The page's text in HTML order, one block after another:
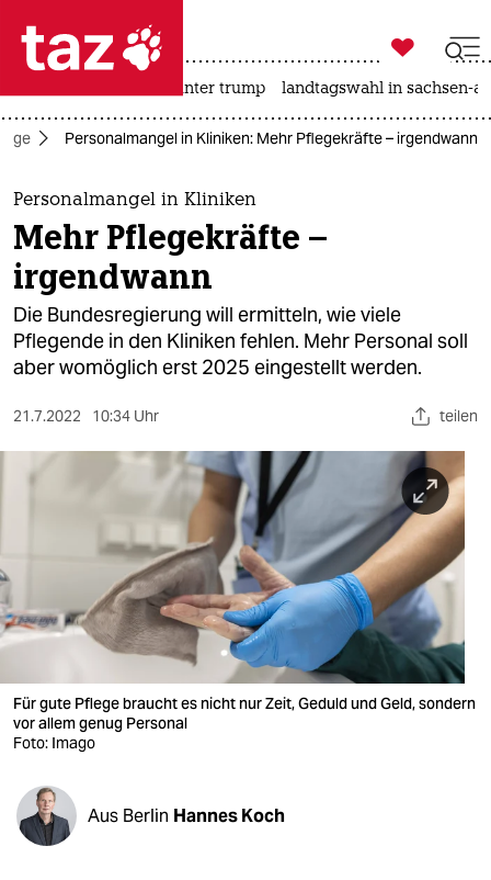
 taz zahl ich
taz zahl ich
themen
politik
öko
gesellschaft
sport
wahrheit
verlag
verlag
veranstaltungen
fragen & hilfe

taz zahl ich
usa unter trump landtagswahl in sachsen-
Personalmangel in Kliniken: Mehr Pflegekräfte – irgendwann
Personalmangel in Kliniken
Mehr Pflegekräfte –
irgendwann
Die Bundesregierung will ermitteln, wie viele
Pflegende in den Kliniken fehlen. Mehr Personal soll
aber womöglich erst 2025 eingestellt werden.
21.7.2022 10:34 Uhr teilen
Für gute Pflege braucht es nicht nur Zeit, Geduld und Geld, sondern
vor allem genug Personal
Foto: Imago
Aus Berlin Hannes Koch